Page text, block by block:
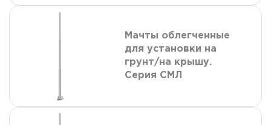
Мачты облегченные
для установки на
грунт/на крышу.
Серия СМЛ